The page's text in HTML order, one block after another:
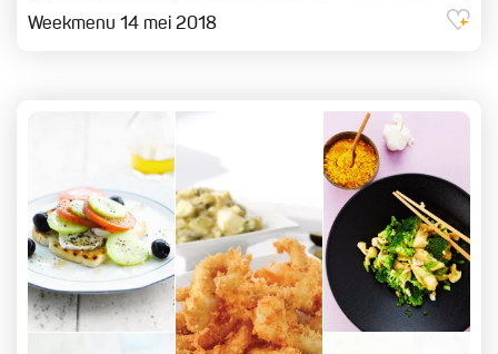
Weekmenu 14 mei 2018